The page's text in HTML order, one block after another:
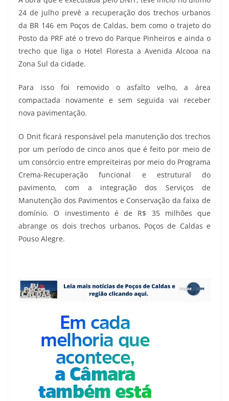
24 de julho prevê a recuperação dos trechos urbanos
da BR 146 em Poços de Caldas, bem como o trajeto do
Posto da PRF até o trevo do Parque Pinheiros e ainda o
trecho que liga o Hotel Floresta a Avenida Alcooa na
Zona Sul da cidade.
Para isso foi removido o asfalto velho, a área
compactada novamente e sem seguida vai receber
nova pavimentação.
O Dnit ficará responsável pela manutenção dos trechos
por um período de cinco anos que é feito por meio de
um consórcio entre empreiteiras por meio do Programa
Crema-Recuperação funcional e estrutural do
pavimento, com a integração dos Serviços de
Manutenção dos Pavimentos e Conservação da faixa de
domínio. O investimento é de R$ 35 milhões que
abrange os dois trechos urbanos, Poços de Caldas e
Pouso Alegre.